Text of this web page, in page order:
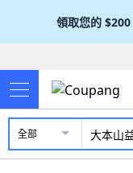
領取您的 $200
全部